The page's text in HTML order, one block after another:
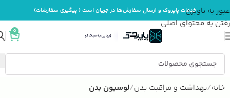
عبور به ناوبری
رفتن به محتوای اصلی
خدمات پاپروک و ارسال سفارش‌ها در جریان است ( پیگیری سفارشات)
0
خانه بهداشت و مراقبت بدن لوسیون بدن